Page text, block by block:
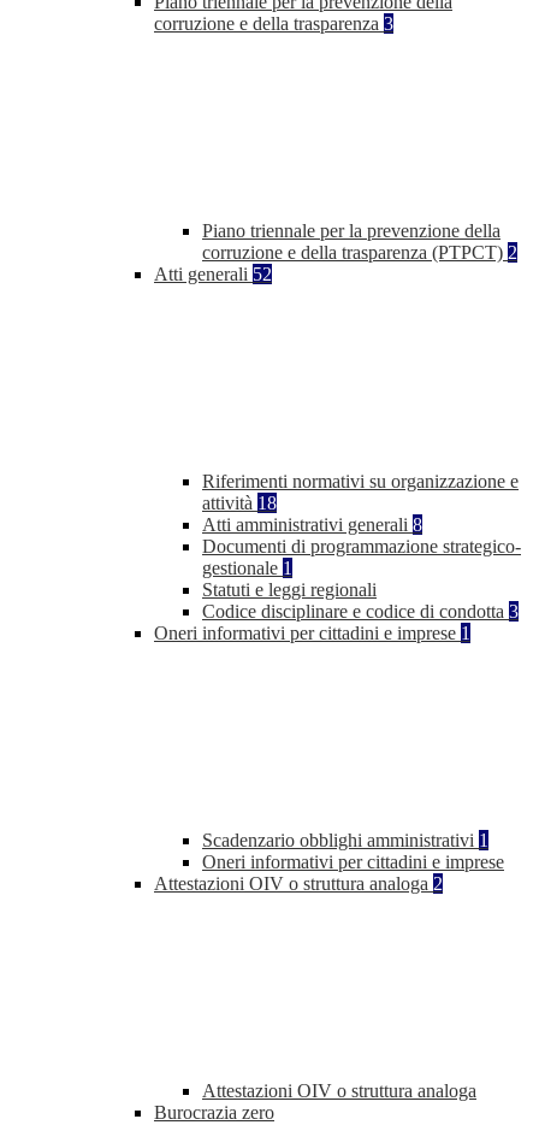
corruzione e della trasparenza 3
Piano triennale per la prevenzione della
corruzione e della trasparenza (PTPCT) 2
Atti generali 52
Riferimenti normativi su organizzazione e
attività 18
Atti amministrativi generali 8
Documenti di programmazione strategico-
gestionale 1
Statuti e leggi regionali
Codice disciplinare e codice di condotta 3
Oneri informativi per cittadini e imprese 1
Scadenzario obblighi amministrativi 1
Oneri informativi per cittadini e imprese
Attestazioni OIV o struttura analoga 2
Attestazioni OIV o struttura analoga
Burocrazia zero